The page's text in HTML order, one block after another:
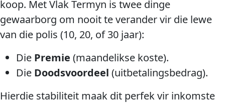
koop. Met Vlak Termyn is twee dinge
gewaarborg om nooit te verander vir die lewe
van die polis (10, 20, of 30 jaar):
Die Premie (maandelikse koste).
Die Doodsvoordeel (uitbetalingsbedrag).
Hierdie stabiliteit maak dit perfek vir inkomste